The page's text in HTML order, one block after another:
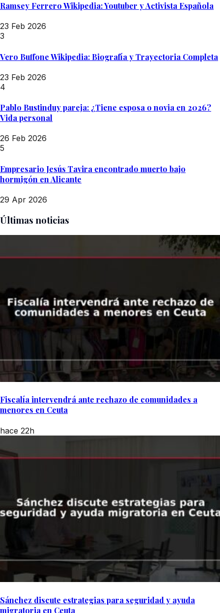
Ramsey Ferrero Wikipedia: Youtuber y Activista Española
23 Feb 2026
3
Vero Buffone Wikipedia: Biografía y Trayectoria Completa
23 Feb 2026
4
Pablo Bustinduy pareja: ¿Tiene esposa o novia en 2026?
Vida personal
26 Feb 2026
5
Empresario Jesús Tavira encontrado muerto bajo
hormigón en Alicante
29 Apr 2026
Últimas noticias
Fiscalía intervendrá ante rechazo de comunidades a
menores en Ceuta
hace 22h
Sánchez discute estrategias para seguridad y ayuda
migratoria en Ceuta